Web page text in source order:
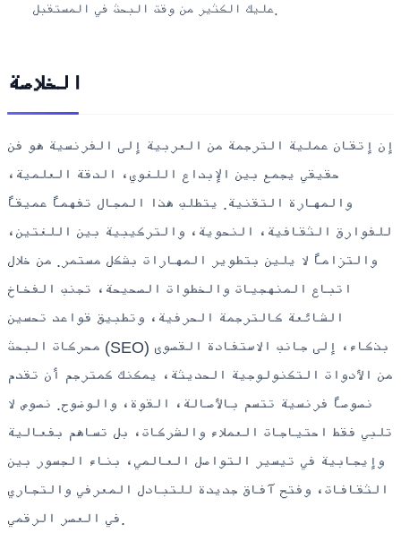
عليك الكثير من وقت البحث في المستقبل.
الخلاصة
إن إتقان عملية الترجمة من العربية إلى الفرنسية هو فن
حقيقي يجمع بين الإبداع اللغوي، الدقة العلمية،
والمهارة التقنية. يتطلب هذا المجال تفهماً عميقاً
للفوارق الثقافية، النحوية، والتركيبية بين اللغتين،
والتزاماً لا يلين بتطوير المهارات بشكل مستمر. من خلال
اتباع المنهجيات والخطوات الصحيحة، تجنب الفخاخ
الشائعة كالترجمة الحرفية، وتطبيق قواعد تحسين
محركات البحث (SEO) بذكاء، إلى جانب الاستفادة القصوى
من الأدوات التكنولوجية الحديثة، يمكنك كمترجم أن تقدم
نصوصاً فرنسية تتسم بالأصالة، القوة، والوضوح. نصوص لا
تلبي فقط احتياجات العملاء والشركات، بل تساهم بفعالية
وإيجابية في تيسير التواصل العالمي، بناء الجسور بين
الثقافات، وفتح آفاق جديدة للتبادل المعرفي والتجاري
في العصر الرقمي.